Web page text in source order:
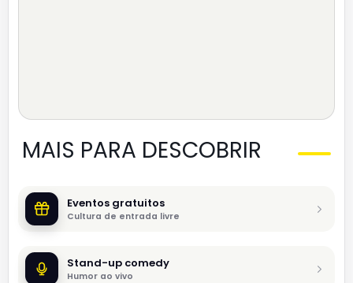
MAIS PARA DESCOBRIR
Eventos gratuitos
Cultura de entrada livre
Stand-up comedy
Humor ao vivo